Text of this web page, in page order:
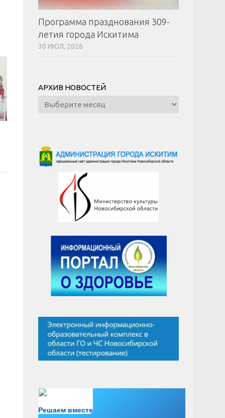
Программа празднования 309-
летия города Искитима
30 ИЮЛ, 2026
АРХИВ НОВОСТЕЙ
Архив
новостей
Решаем вместе